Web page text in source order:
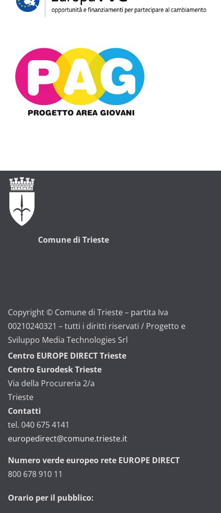
Comune di Trieste
Copyright © Comune di Trieste – partita Iva
00210240321 – tutti i diritti riservati / Progetto e
Sviluppo Media Technologies Srl
Centro EUROPE DIRECT Trieste
Centro Eurodesk Trieste
Via della Procureria 2/a
Trieste
Contatti
tel. 040 675 4141
europedirect@comune.trieste.it
Numero verde europeo rete EUROPE DIRECT
800 678 910 11
Orario per il pubblico: